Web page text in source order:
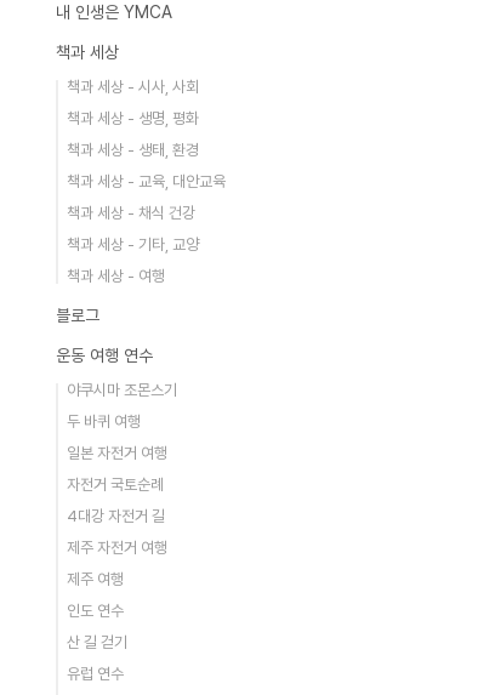
내 인생은 YMCA
책과 세상
책과 세상 - 시사, 사회
책과 세상 - 생명, 평화
책과 세상 - 생태, 환경
책과 세상 - 교육, 대안교육
책과 세상 - 채식 건강
책과 세상 - 기타, 교양
책과 세상 - 여행
블로그
운동 여행 연수
야쿠시마 조몬스기
두 바퀴 여행
일본 자전거 여행
자전거 국토순례
4대강 자전거 길
제주 자전거 여행
제주 여행
인도 연수
산 길 걷기
유럽 연수